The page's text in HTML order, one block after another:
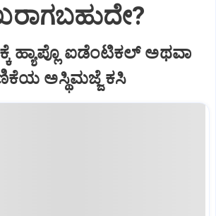
ಹ್ಯಾಪ್ಲೊ ಐಡೆಂಟಿಕಲ್‌ ಅಥವಾ
ಅಸ್ಥಿಮಜ್ಜೆ ಕಸಿ